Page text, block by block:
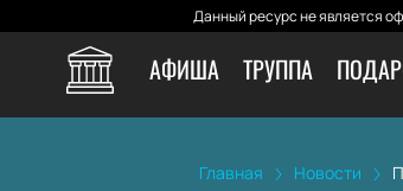
Данный ресурс не является
АФИША ТРУППА
Главная Новости